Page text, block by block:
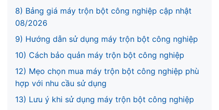
8) Bảng giá máy trộn bột công nghiệp cập nhật
08/2026
9) Hướng dẫn sử dụng máy trộn bột công nghiệp
10) Cách bảo quản máy trộn bột công nghiệp
12) Mẹo chọn mua máy trộn bột công nghiệp phù
hợp với nhu cầu sử dụng
13) Lưu ý khi sử dụng máy trộn bột công nghiệp